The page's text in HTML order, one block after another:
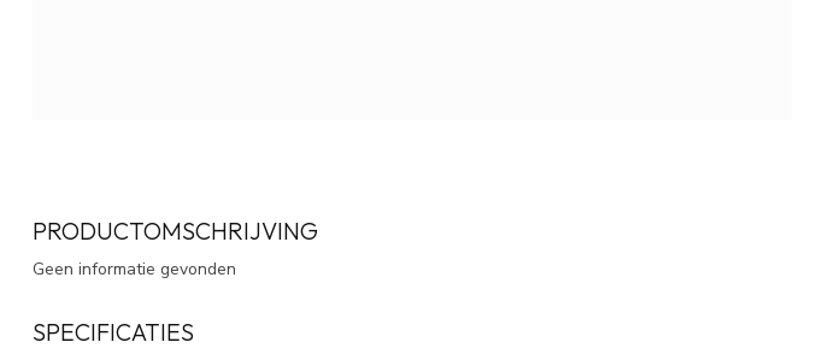
PRODUCTOMSCHRIJVING
Geen informatie gevonden
SPECIFICATIES